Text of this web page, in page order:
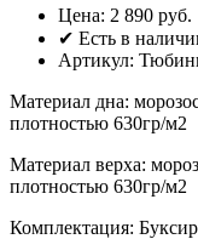
Цена: 2 890 руб.
✔ Есть в
Артикул:
Материал дна:
плотностью 630гр/м2
Материал верха:
плотностью 630гр/м2
Комплектация: